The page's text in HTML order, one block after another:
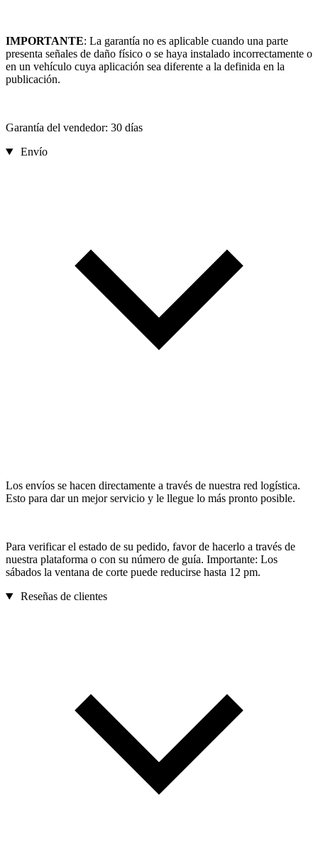
IMPORTANTE: La garantía no es aplicable cuando una parte
presenta señales de daño físico o se haya instalado incorrectamente o
en un vehículo cuya aplicación sea diferente a la definida en la
publicación.
Garantía del vendedor: 30 días
Envío
Los envíos se hacen directamente a través de nuestra red logística.
Esto para dar un mejor servicio y le llegue lo más pronto posible.
Para verificar el estado de su pedido, favor de hacerlo a través de
nuestra plataforma o con su número de guía. Importante: Los
sábados la ventana de corte puede reducirse hasta 12 pm.
Reseñas de clientes